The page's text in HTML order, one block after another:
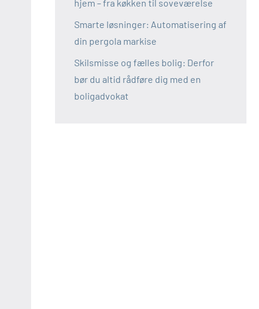
hjem – fra køkken til soveværelse
Smarte løsninger: Automatisering af
din pergola markise
Skilsmisse og fælles bolig: Derfor
bør du altid rådføre dig med en
boligadvokat